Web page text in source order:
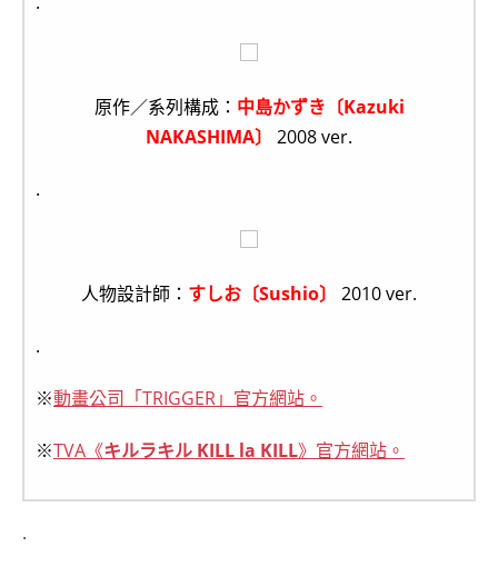
原作／系列構成： 中島かずき〔Kazuki
NAKASHIMA〕
2008 ver.
.
人物設計師： すしお〔Sushio〕 2010 ver.
.
※動畫公司「TRIGGER」官方網站。
※TVA《キルラキル KILL la KILL》官方網站。
.